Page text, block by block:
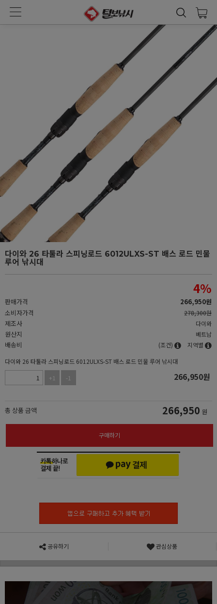
다이와 26 타툴라 스피닝로드 6012ULXS-ST 배스 로드 민물
루어 낚시대
판매가격
4%
266,950원
소비자가격
278,300원
제조사 다이와
원산지 베트남
배송비 (조건)
지역별
다이와 26 타툴라 스피닝로드 6012ULXS-ST 배스 로드 민물 루어 낚시대
+1
-1 266,950원
총 상품 금액 266,950 원
구매하기
공유하기 관심상품